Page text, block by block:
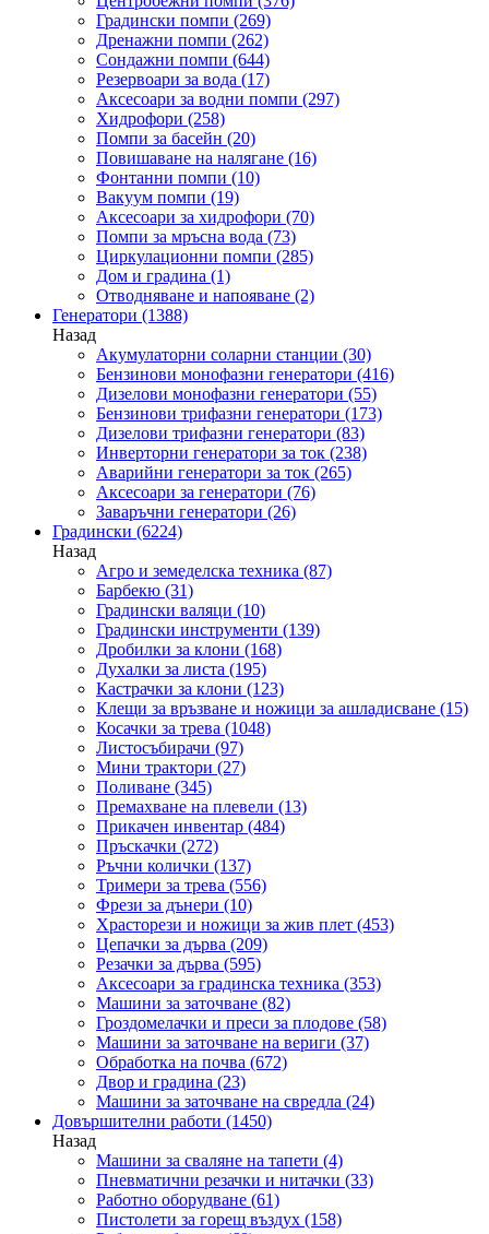
Градински помпи (269)
Дренажни помпи (262)
Сондажни помпи (644)
Резервоари за вода (17)
Аксесоари за водни помпи (297)
Хидрофори (258)
Помпи за басейн (20)
Повишаване на налягане (16)
Фонтанни помпи (10)
Вакуум помпи (19)
Аксесоари за хидрофори (70)
Помпи за мръсна вода (73)
Циркулационни помпи (285)
Дом и градина (1)
Отводняване и напояване (2)
Генератори (1388)
Назад
Акумулаторни соларни станции (30)
Бензинови монофазни генератори (416)
Дизелови монофазни генератори (55)
Бензинови трифазни генератори (173)
Дизелови трифазни генератори (83)
Инверторни генератори за ток (238)
Аварийни генератори за ток (265)
Аксесоари за генератори (76)
Заваръчни генератори (26)
Градински (6224)
Назад
Агро и земеделска техника (87)
Барбекю (31)
Градински валяци (10)
Градински инструменти (139)
Дробилки за клони (168)
Духалки за листа (195)
Кастрачки за клони (123)
Клещи за връзване и ножици за ашладисване (15)
Косачки за трева (1048)
Листосъбирачи (97)
Мини трактори (27)
Поливане (345)
Премахване на плевели (13)
Прикачен инвентар (484)
Пръскачки (272)
Ръчни колички (137)
Тримери за трева (556)
Фрези за дънери (10)
Храсторези и ножици за жив плет (453)
Цепачки за дърва (209)
Резачки за дърва (595)
Аксесоари за градинска техника (353)
Машини за заточване (82)
Гроздомелачки и преси за плодове (58)
Машини за заточване на вериги (37)
Обработка на почва (672)
Двор и градина (23)
Машини за заточване на свредла (24)
Довършителни работи (1450)
Назад
Машини за сваляне на тапети (4)
Пневматични резачки и нитачки (33)
Работно оборудване (61)
Пистолети за горещ въздух (158)